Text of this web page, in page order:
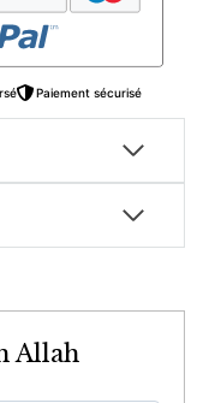
Paiement sécurisé
Allah